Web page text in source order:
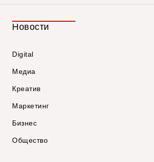
Новости
Digital
Медиа
Креатив
Маркетинг
Бизнес
Общество